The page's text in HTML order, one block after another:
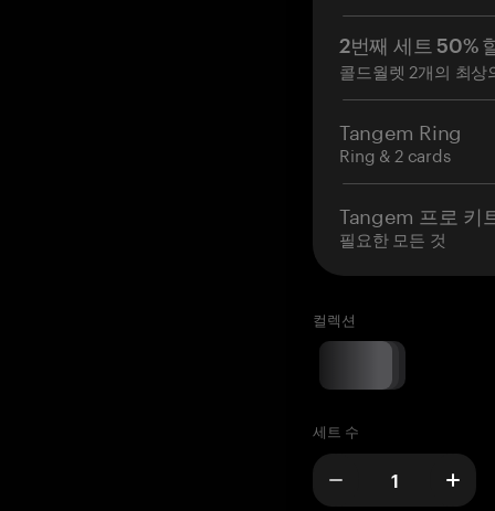
2번째 세트 50%
콜드월렛 2개의 최상
Tangem Ring
Ring & 2 cards
Tangem 프로 키
필요한 모든 것
컬렉션
세트 수